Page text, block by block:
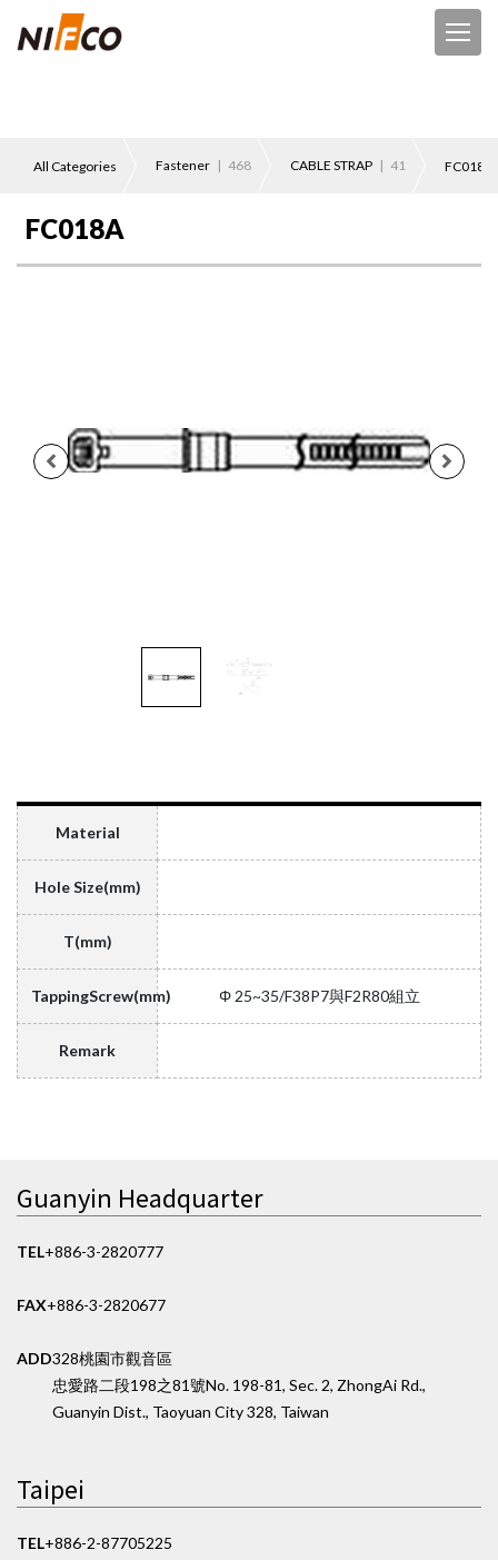
All Categories Fastener | 468 CABLE STRAP | 41 FC018A
FC018A
Material
Hole Size(mm)
T(mm)
TappingScrew(mm) Φ 25~35/F38P7與F2R80組立
Remark
Guanyin Headquarter
TEL+886-3-2820777
FAX+886-3-2820677
ADD328桃園市觀音區
忠愛路二段198之81號No. 198-81, Sec. 2, ZhongAi Rd.,
Guanyin Dist., Taoyuan City 328, Taiwan
Taipei
TEL+886-2-87705225